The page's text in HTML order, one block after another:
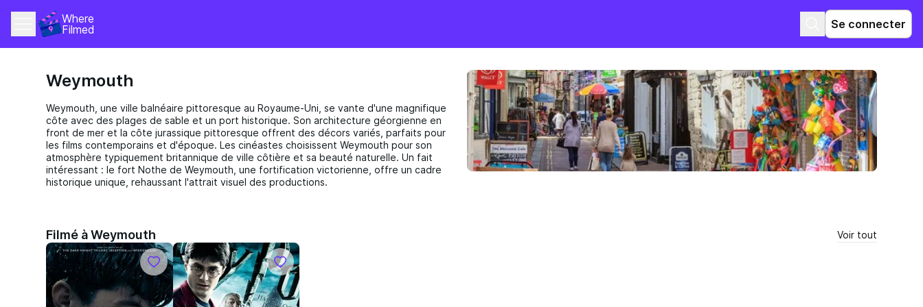
Where
Filmed
Se connecter
Weymouth
Weymouth, une ville balnéaire pittoresque au Royaume-Uni, se vante d'une magnifique
côte avec des plages de sable et un port historique. Son architecture géorgienne en
front de mer et la côte jurassique pittoresque offrent des décors variés, parfaits pour
les films contemporains et d'époque. Les cinéastes choisissent Weymouth pour son
atmosphère typiquement britannique de ville côtière et sa beauté naturelle. Un fait
intéressant : le fort Nothe de Weymouth, une fortification victorienne, offre un cadre
historique unique, rehaussant l'attrait visuel des productions.
Filmé à Weymouth Voir tout